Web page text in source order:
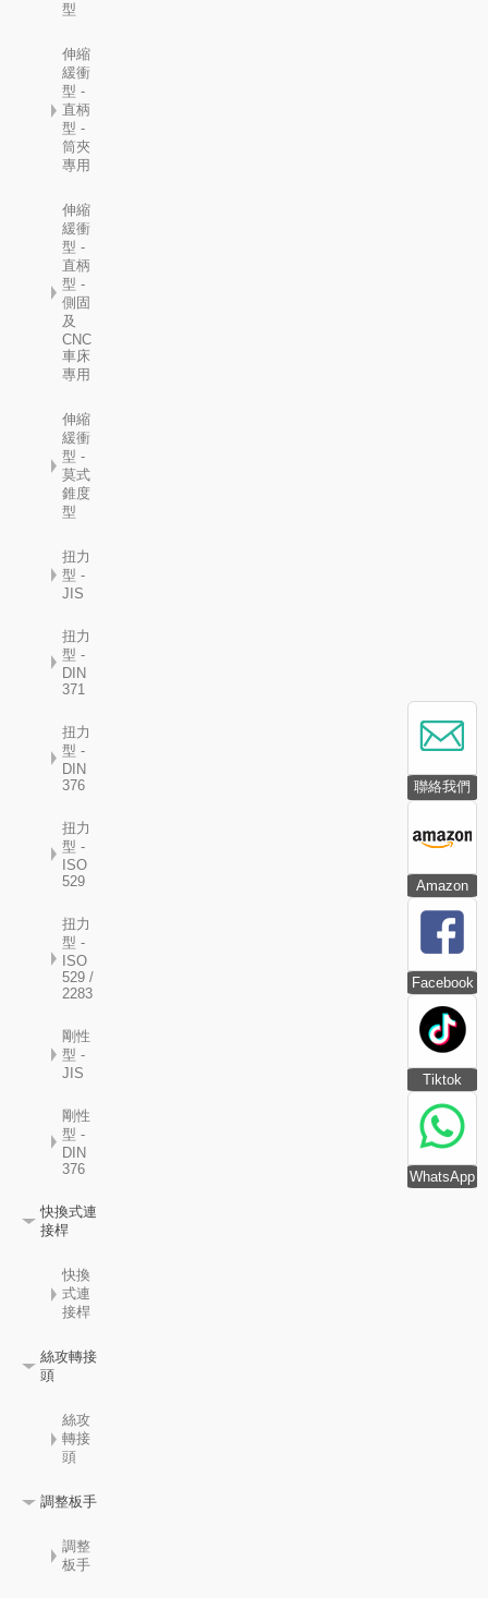
聯絡我們
Amazon
Facebook
Tiktok
WhatsApp
型
伸縮
緩衝
型 -
直柄
型 -
筒夾
專用
伸縮
緩衝
型 -
直柄
型 -
側固
及
CNC
車床
專用
伸縮
緩衝
型 -
莫式
錐度
型
扭力
型 -
JIS
扭力
型 -
DIN
371
扭力
型 -
DIN
376
扭力
型 -
ISO
529
扭力
型 -
ISO
529 /
2283
剛性
型 -
JIS
剛性
型 -
DIN
376
快換式連
接桿
快換
式連
接桿
絲攻轉接
頭
絲攻
轉接
頭
調整板手
調整
板手